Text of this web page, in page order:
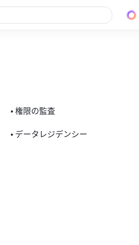
• 権限の監査
• データレジデンシー